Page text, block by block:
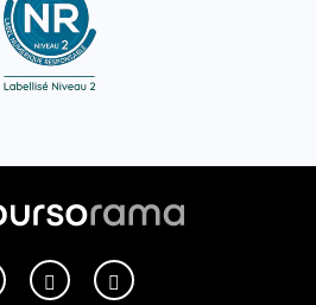
Boursorama sur Facebook
Boursorama sur XBoursorama sur